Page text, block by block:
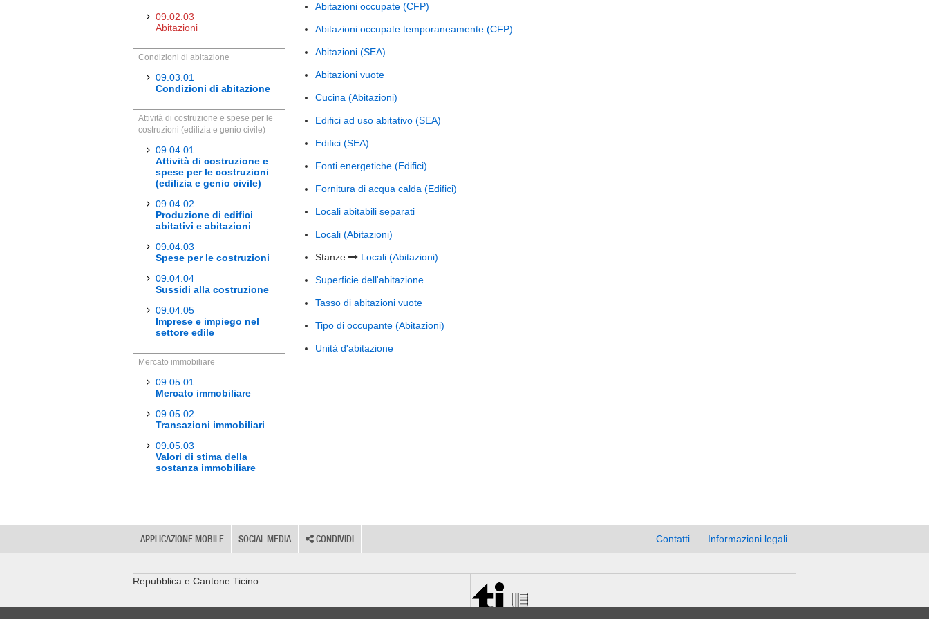
09.02.03
Abitazioni
Condizioni di abitazione
09.03.01
Condizioni di abitazione
Attività di costruzione e spese per le
costruzioni (edilizia e genio civile)
09.04.01
Attività di costruzione e
spese per le costruzioni
(edilizia e genio civile)
09.04.02
Produzione di edifici
abitativi e abitazioni
09.04.03
Spese per le costruzioni
09.04.04
Sussidi alla costruzione
09.04.05
Imprese e impiego nel
settore edile
Mercato immobiliare
09.05.01
Mercato immobiliare
09.05.02
Transazioni immobiliari
09.05.03
Valori di stima della
sostanza immobiliare
Abitazioni occupate (CFP)
Abitazioni occupate temporaneamente (CFP)
Abitazioni (SEA)
Abitazioni vuote
Cucina (Abitazioni)
Edifici ad uso abitativo (SEA)
Edifici (SEA)
Fonti energetiche (Edifici)
Fornitura di acqua calda (Edifici)
Locali abitabili separati
Locali (Abitazioni)
Stanze Locali (Abitazioni)
Superficie dell'abitazione
Tasso di abitazioni vuote
Tipo di occupante (Abitazioni)
Unità d'abitazione
APPLICAZIONE MOBILE SOCIAL MEDIA CONDIVIDI Contatti Informazioni legali
Repubblica e Cantone Ticino